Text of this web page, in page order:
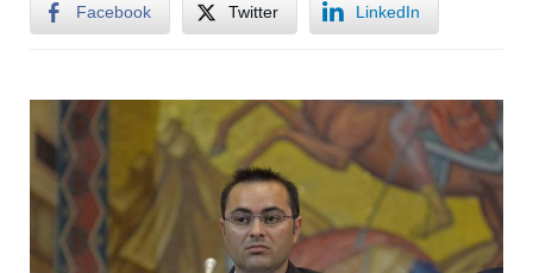
Facebook Twitter LinkedIn